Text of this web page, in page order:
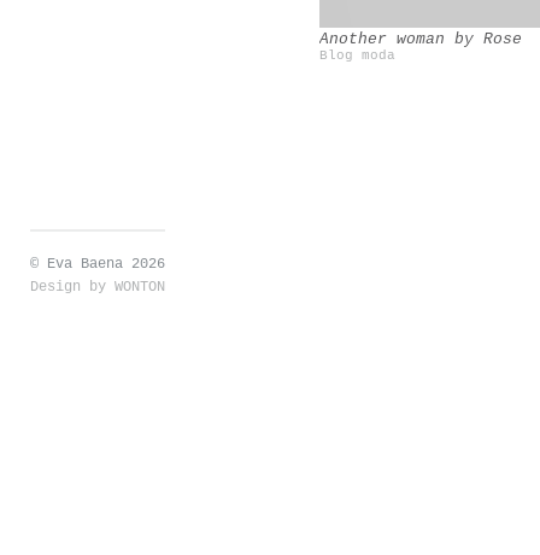
Another woman by Rose
Blog moda
© Eva Baena 2026
Design by WONTON